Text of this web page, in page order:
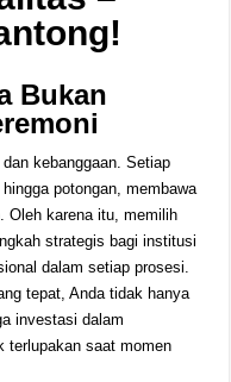
Bukan
kebanggaan. Setiap
potongan, membawa
Oleh karena itu, memilih
strategis bagi institusi
dalam setiap prosesi.
tepat, Anda tidak hanya
investasi dalam
terlupakan saat momen